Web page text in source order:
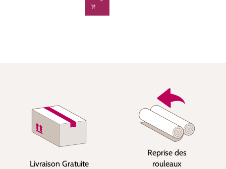
Livraison Gratuite
Reprise des
rouleaux